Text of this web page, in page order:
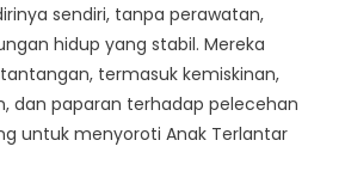
sendiri, tanpa perawatan,
hidup yang stabil. Mereka
termasuk kemiskinan,
dan paparan terhadap pelecehan
untuk menyoroti Anak Terlantar